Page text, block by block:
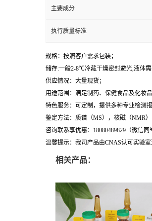
主要成分
执行质量标准
规格：按照客户需求包装；
储存:一般2-8℃冷藏干燥密封避光,液体
供应情况：大量现货；
用途范围：满足制药、保健食品及化妆
特色服务：可定制，提供多种专业检测报
鉴定方法：质谱（MS），核磁（NMR）
咨询联系享优惠：18080489829（微信同
温馨提示：我司产品由CNAS认可实验
相关产品：